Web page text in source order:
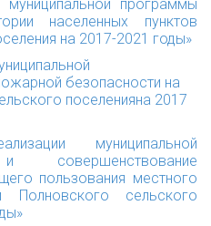
программы
населенных пунктов
на 2017-2021 годы»
безопасности на
поселенияна 2017
муниципальной
совершенствование
пользования местного
Полновского сельского